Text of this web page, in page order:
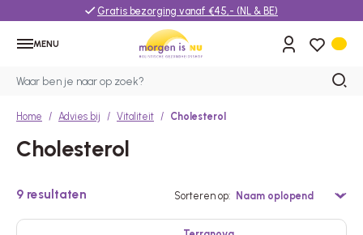
Gratis bezorging vanaf €45,- (NL & BE)
MENU
Home Advies bij Vitaliteit Cholesterol
Cholesterol
9 resultaten Sorteren op